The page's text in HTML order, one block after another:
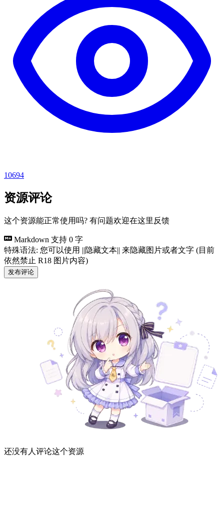
10694
资源评论
这个资源能正常使用吗? 有问题欢迎在这里反馈
Markdown 支持 0 字
特殊语法: 您可以使用 ||隐藏文本|| 来隐藏图片或者文字 (目前
依然禁止 R18 图片内容)
发布评论
还没有人评论这个资源